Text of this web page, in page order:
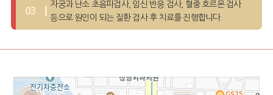
자궁과 난소 초음파검사, 임신 반응 검사, 혈중 호르몬 검사
등으로 원인이 되는 질환 검사 후 치료를 진행합니다.